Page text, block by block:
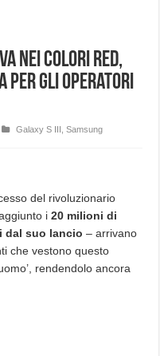
nei colori Red,
per gli operatori
Galaxy S III ,Samsung
del rivoluzionario
i20 milioni di
dal suo lancio – arrivano
che vestono questo
rendendolo ancora